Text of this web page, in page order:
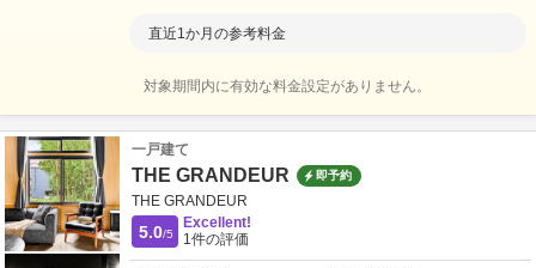
直近1か月の参考料金
対象期間内に有効な料金設定がありません。
一戸建て
THE GRANDEUR 即予約
THE GRANDEUR
5.0/5
Excellent!
1件の評価